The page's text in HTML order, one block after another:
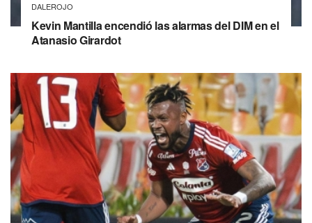
DALEROJO
Kevin Mantilla encendió las alarmas del DIM en el
Atanasio Girardot